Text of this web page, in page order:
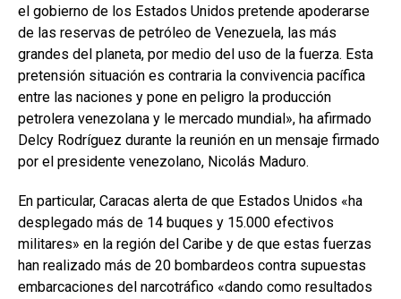
el gobierno de los Estados Unidos pretende apoderarse
de las reservas de petróleo de Venezuela, las más
grandes del planeta, por medio del uso de la fuerza. Esta
pretensión situación es contraria la convivencia pacífica
entre las naciones y pone en peligro la producción
petrolera venezolana y le mercado mundial», ha afirmado
Delcy Rodríguez durante la reunión en un mensaje firmado
por el presidente venezolano, Nicolás Maduro.
En particular, Caracas alerta de que Estados Unidos «ha
desplegado más de 14 buques y 15.000 efectivos
militares» en la región del Caribe y de que estas fuerzas
han realizado más de 20 bombardeos contra supuestas
embarcaciones del narcotráfico «dando como resultados